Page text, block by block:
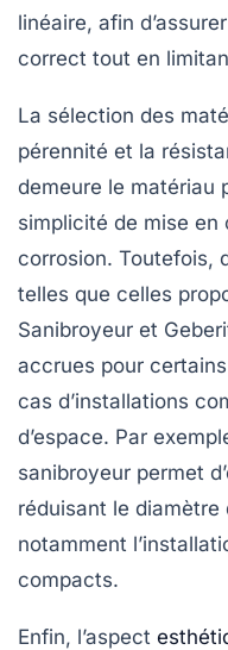
linéaire, afin
correct tout en
La sélection des
pérennité et la
demeure le matériau
simplicité de mise
corrosion. Toutefois,
telles que celles
Sanibroyeur et
accrues pour
cas d’installations
d’espace. Par
sanibroyeur permet
réduisant le
notamment
compacts.
Enfin, l’aspect